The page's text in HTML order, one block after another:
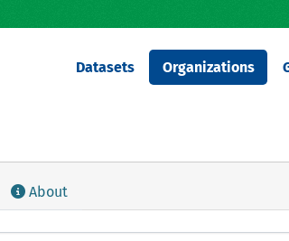
Datasets Organizations
About